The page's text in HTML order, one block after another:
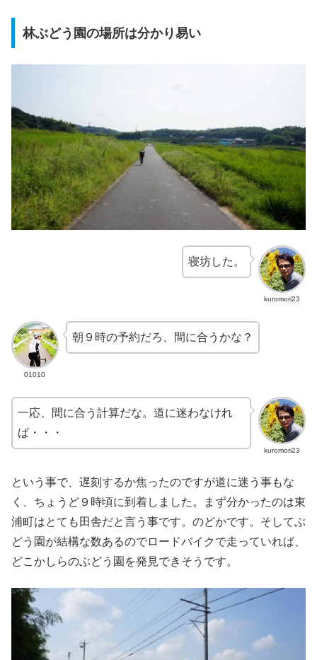
林ぶどう園の場所は分かり易い
kuromori23
寝坊した。
01010
朝９時の予約だろ、間に合うかな？
kuromori23
一応、間に合う計算だな。道に迷わなけれ
ば・・・
という事で、遅刻するか焦ったのですが道に迷う事もな
く、ちょうど９時頃に到着しました。まず分かったのは東
浦町はとても田舎だと言う事です。のどかです。そしてぶ
どう園が結構な数あるのでロードバイクで走っていれば、
どこかしらのぶどう園を発見できそうです。